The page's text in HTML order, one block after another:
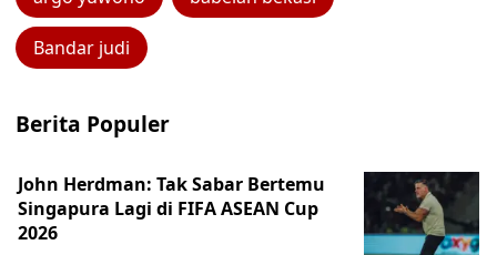
Bandar judi
Berita Populer
John Herdman: Tak Sabar Bertemu
Singapura Lagi di FIFA ASEAN Cup
2026